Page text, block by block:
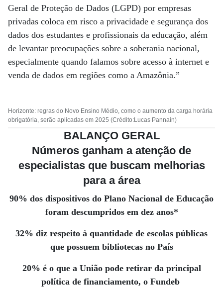
Geral de Proteção de Dados (LGPD) por empresas
privadas coloca em risco a privacidade e segurança dos
dados dos estudantes e profissionais da educação, além
de levantar preocupações sobre a soberania nacional,
especialmente quando falamos sobre acesso à internet e
venda de dados em regiões como a Amazônia.”
Horizonte: regras do Novo Ensino Médio, como o aumento da carga horária
obrigatória, serão aplicadas em 2025 (Crédito:Lucas Pannain)
BALANÇO GERAL
Números ganham a atenção de
especialistas que buscam melhorias
para a área
90% dos dispositivos do Plano Nacional de Educação
foram descumpridos em dez anos*
32% diz respeito à quantidade de escolas públicas
que possuem bibliotecas no País
20% é o que a União pode retirar da principal
política de financiamento, o Fundeb